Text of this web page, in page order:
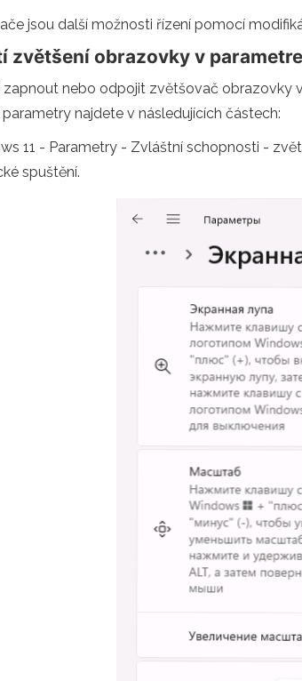
jsou další možnosti řízení pomocí
zvětšení obrazovky v
nebo odpojit zvětšovač
najdete v následujících částech:
11 - Parametry - Zvláštní schopnosti -
spuštění.